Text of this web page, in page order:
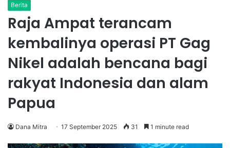
Berita
Raja Ampat terancam
kembalinya operasi PT Gag
Nikel adalah bencana bagi
rakyat Indonesia dan alam
Papua
Dana Mitra 17 September 2025 31 1 minute read